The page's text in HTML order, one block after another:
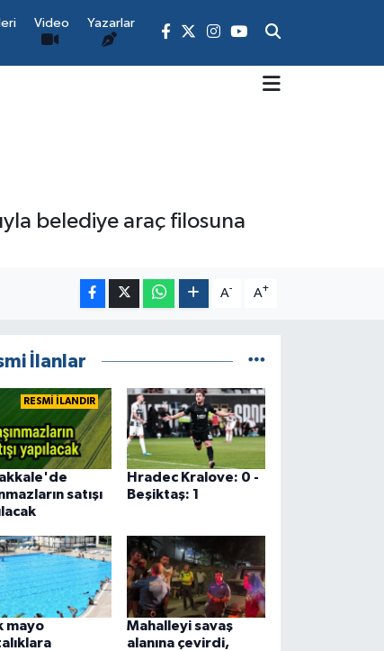
Video Yazarlar
belediye araç filosuna
A- A+
İlanlar
RESMİ İLANDIR
satışı
Hradec Kralove: 0 -
Beşiktaş: 1
mayo
Mahalleyi savaş
alanına çevirdi,